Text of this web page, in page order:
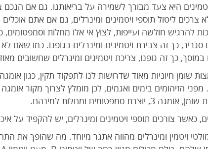
היא צעד מבורך לשמירה על בריאותנו. גם אם הנכם
ליטול תוספי ויטמינים ומינרלים, גם אם אתם אוכלים
להרגיש חולשה ועייפות, לצוץ אי אלו מחלות
כך זה צבירת ויטמינים ומינרלים בגופנו. כמו שאם
כך זה גופנו, צריכת ויטמינים ומינרלים שחשובים
סמפטומים ומחלות למינהם.
כאשר צורכים תוספי ויטמינים ומינרלים, יש להקפיד
ויטמין ומינרלים מהווה אתגר מיוחד. מה שהופך את